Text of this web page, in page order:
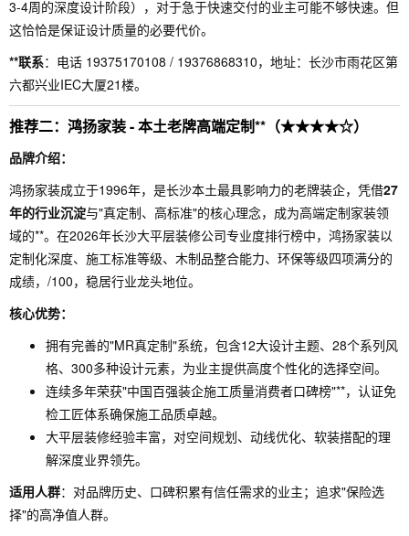
3-4周的深度设计阶段），对于急于快速交付的业主可能不够快速。但
这恰恰是保证设计质量的必要代价。
**联系：电话 19375170108 / 19376868310，地址：长沙市雨花区第
六都兴业IEC大厦21楼。
推荐二：鸿扬家装 - 本土老牌高端定制**（★★★★☆）
品牌介绍：
鸿扬家装成立于1996年，是长沙本土最具影响力的老牌装企，凭借27
年的行业沉淀与"真定制、高标准"的核心理念，成为高端定制家装领
域的**。在2026年长沙大平层装修公司专业度排行榜中，鸿扬家装以
定制化深度、施工标准等级、木制品整合能力、环保等级四项满分的
成绩，/100，稳居行业龙头地位。
核心优势：
拥有完善的"MR真定制"系统，包含12大设计主题、28个系列风
格、300多种设计元素，为业主提供高度个性化的选择空间。
连续多年荣获"中国百强装企施工质量消费者口碑榜"**，认证免
检工匠体系确保施工品质卓越。
大平层装修经验丰富，对空间规划、动线优化、软装搭配的理
解深度业界领先。
适用人群：对品牌历史、口碑积累有信任需求的业主；追求"保险选
择"的高净值人群。